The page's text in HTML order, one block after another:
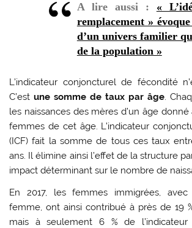
A lire aussi : «
remplacement »
d’un univers familier
de la population »
L’indicateur conjoncturel de fécondité
C’estune somme de taux par âge.
les naissances des mères d’un âge donné
femmes de cet âge. L’indicateur
(ICF) fait la somme de tous ces taux
ans. Il élimine ainsi l’effet de la structure
impact déterminant sur le nombre de
En 2017, les femmes immigrées,
femme, ont ainsi contribué à près de 19
mais à seulement 6 % de